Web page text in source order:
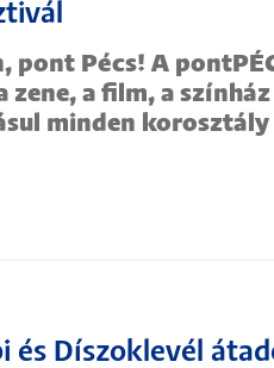
pont Pécs! A
zene, a film, a
minden
és Díszoklevél